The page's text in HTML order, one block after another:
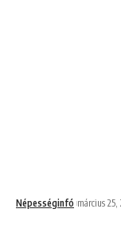
Népességinfó március 25,